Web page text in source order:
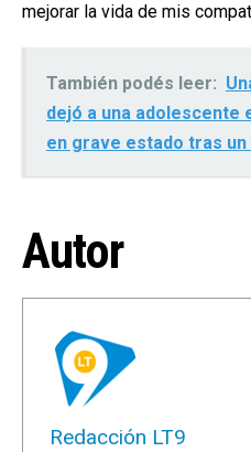
mejorar la vida de mis
También podés leer:
dejó a una adolescente
en grave estado tras
Autor
Redacción LT9